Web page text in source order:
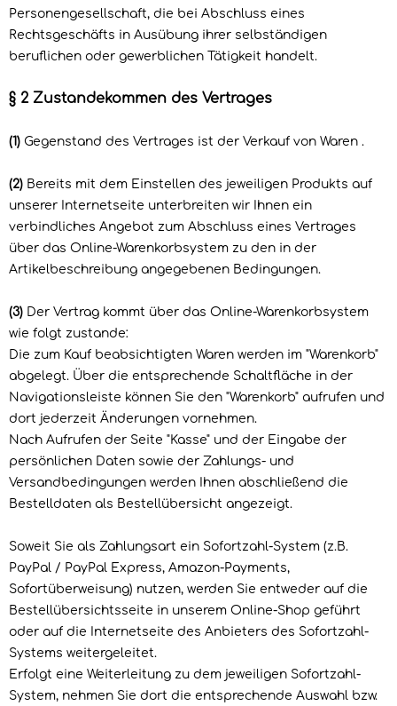
Personengesellschaft, die bei Abschluss eines
Rechtsgeschäfts in Ausübung ihrer selbständigen
beruflichen oder gewerblichen Tätigkeit handelt.
§ 2 Zustandekommen des Vertrages
(1) Gegenstand des Vertrages ist der Verkauf von Waren .
(2) Bereits mit dem Einstellen des jeweiligen Produkts auf
unserer Internetseite unterbreiten wir Ihnen ein
verbindliches Angebot zum Abschluss eines Vertrages
über das Online-Warenkorbsystem zu den in der
Artikelbeschreibung angegebenen Bedingungen.
(3) Der Vertrag kommt über das Online-Warenkorbsystem
wie folgt zustande:
Die zum Kauf beabsichtigten Waren werden im "Warenkorb"
abgelegt. Über die entsprechende Schaltfläche in der
Navigationsleiste können Sie den "Warenkorb" aufrufen und
dort jederzeit Änderungen vornehmen.
Nach Aufrufen der Seite "Kasse" und der Eingabe der
persönlichen Daten sowie der Zahlungs- und
Versandbedingungen werden Ihnen abschließend die
Bestelldaten als Bestellübersicht angezeigt.
Soweit Sie als Zahlungsart ein Sofortzahl-System (z.B.
PayPal / PayPal Express, Amazon-Payments,
Sofortüberweisung) nutzen, werden Sie entweder auf die
Bestellübersichtsseite in unserem Online-Shop geführt
oder auf die Internetseite des Anbieters des Sofortzahl-
Systems weitergeleitet.
Erfolgt eine Weiterleitung zu dem jeweiligen Sofortzahl-
System, nehmen Sie dort die entsprechende Auswahl bzw.